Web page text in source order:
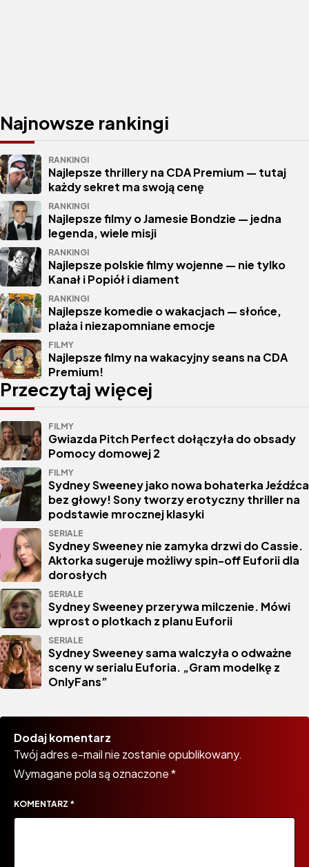
Najnowsze rankingi
RANKINGI
Najlepsze thrillery na CDA Premium — tutaj
każdy sekret ma swoją cenę
RANKINGI
Najlepsze filmy o Jamesie Bondzie — jedna
legenda, wiele misji
RANKINGI
Najlepsze polskie filmy wojenne — nie tylko
Kanał i Popiół i diament
RANKINGI
Najlepsze komedie o wakacjach — słońce,
plaża i niezapomniane emocje
FILMY
Najlepsze filmy na wakacyjny seans na CDA
Premium!
Przeczytaj więcej
FILMY
Gwiazda Pitch Perfect dołączyła do obsady
Pomocy domowej 2
FILMY
Sydney Sweeney jako nowa bohaterka Jeźdźca
bez głowy! Sony tworzy erotyczny thriller na
podstawie mrocznej klasyki
SERIALE
Sydney Sweeney nie zamyka drzwi do Cassie.
Aktorka sugeruje możliwy spin-off Euforii dla
dorosłych
SERIALE
Sydney Sweeney przerywa milczenie. Mówi
wprost o plotkach z planu Euforii
SERIALE
Sydney Sweeney sama walczyła o odważne
sceny w serialu Euforia. „Gram modelkę z
OnlyFans”
Dodaj komentarz
Twój adres e-mail nie zostanie opublikowany.
Wymagane pola są oznaczone*
KOMENTARZ *